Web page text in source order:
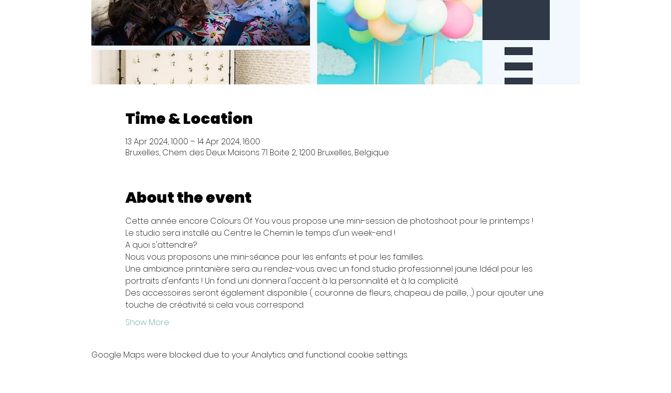
Time & Location
13 Apr 2024, 10:00 – 14 Apr 2024, 16:00
Bruxelles, Chem. des Deux Maisons 71 Boite 2, 1200 Bruxelles, Belgique
About the event
Cette année encore Colours Of You vous propose une mini-session de photoshoot pour le printemps !
Le studio sera installé au Centre le Chemin le temps d'un week-end !
A quoi s'attendre?
Nous vous proposons une mini-séance pour les enfants et pour les familles.
Une ambiance printanière sera au rendez-vous avec un fond studio professionnel jaune. Idéal pour les
portraits d'enfants ! Un fond uni donnera l'accent à la personnalité et à la complicité.
Des accessoires seront également disponible ( couronne de fleurs, chapeau de paille, ...) pour ajouter une
touche de créativité si cela vous correspond.
Show More
Google Maps were blocked due to your Analytics and functional cookie settings.